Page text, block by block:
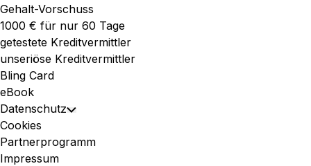
Gehalt-Vorschuss
1000 € für nur 60 Tage
getestete Kreditvermittler
unseriöse Kreditvermittler
Bling Card
eBook
Datenschutz Toggle
Menu
Cookies
Partnerprogramm
Impressum